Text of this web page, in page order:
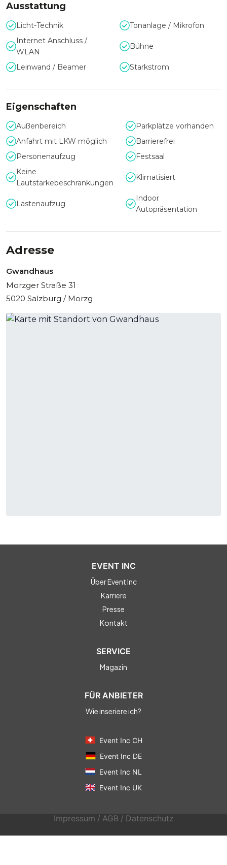
persönlichen Gespräch Ihre Vorstellungen bestmöglich
umzusetzen.
Ausstattung
Licht-Technik
Tonanlage / Mikrofon
Internet Anschluss /
WLAN
Bühne
Leinwand / Beamer Starkstrom
Eigenschaften
Außenbereich
Parkplätze vorhanden
Anfahrt mit LKW möglich
Barrierefrei
Personenaufzug
Festsaal
Keine
Lautstärkebeschränkungen
Klimatisiert
Lastenaufzug
Indoor
Autopräsentation
Adresse
Gwandhaus
Morzger Straße 31
5020 Salzburg / Morzg
EVENT INC
Über Event Inc
Karriere
Presse
Kontakt
SERVICE
Magazin
FÜR ANBIETER
Wie inseriere ich?
Event Inc CH
Event Inc DE
Event Inc NL
Event Inc UK
Impressum / AGB / Datenschutz